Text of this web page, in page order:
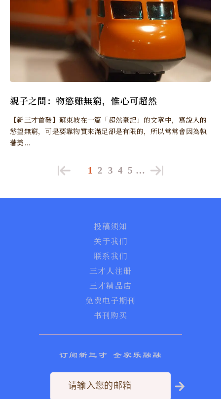
親子之間：物慾雖無窮，惟心可超然
【新三才首發】蘇東坡在一篇「超然臺記」的文章中，寫說人的
慾望無窮，可是要靠物質來滿足卻是有限的，所以常常會因為執
著美...
1 2 3 4 5 …
投稿须知
关于我们
联系我们
三才人注册
三才精品店
免费电子期刊
书刊购买
订阅新三才 全家乐融融